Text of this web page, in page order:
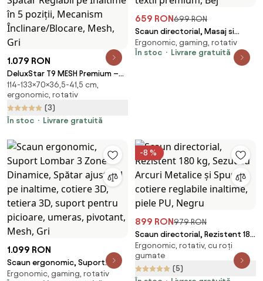
1.079 RON
DeluxStar T9 MESH Premium –
Scaun Ergonomic, Cotiere 6D,
Suport Lombar Adaptiv, Spătar
Reglabil pe Înaltime în 5 poziții,
Mecanism Înclinare/Blocare,
114-133×70×36,5-41,5 cm,
ergonomic, rotativ
(3)
În stoc
Livrare gratuită
659 RON699 RON
Scaun directorial, Masaj si
Incalzire in 7 puncte, spatar
rabatabil, suport pentru
Ergonomic, gaming, rotativ
În stoc
Livrare gratuită
1.099 RON
Scaun ergonomic, Suport
Lombar 3 Zone Dinamice,
Ergonomic, gaming, rotativ
-8 %
899 RON979 RON
Scaun directorial, Rezistent 180
kg, Sezut cu Arcuri Metalice și
Spumă, cotiere reglabile
inaltime, piele PU, Negru
Ergonomic, rotativ, cu roți
gumate
(5)